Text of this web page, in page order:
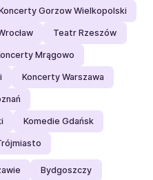
Gorzow Wielkopolski
Teatr Rzeszów
Mrągowo
Koncerty Warszawa
Komedie Gdańsk
Bydgoszczy